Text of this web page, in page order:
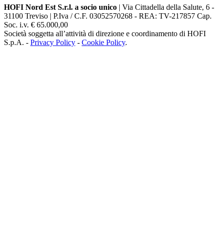
HOFI Nord Est S.r.l. a socio unico | Via Cittadella della Salute, 6 -
31100 Treviso | P.Iva / C.F. 03052570268 - REA: TV-217857 Cap.
Soc. i.v. € 65.000,00
Società soggetta all’attività di direzione e coordinamento di HOFI
S.p.A. - Privacy Policy - Cookie Policy.